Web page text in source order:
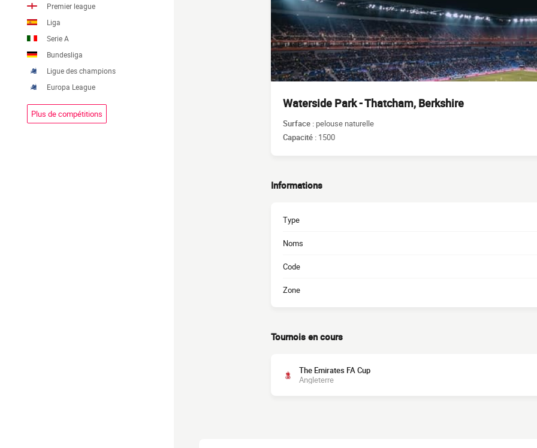
Premier league
Liga
Serie A
Bundesliga
Ligue des champions
Europa League
Plus de compétitions
Waterside Park - Thatcham, Berkshire
Surface : pelouse naturelle
Capacité : 1500
Informations
Type
Noms
Code
Zone
Tournois en cours
The Emirates FA Cup
Angleterre